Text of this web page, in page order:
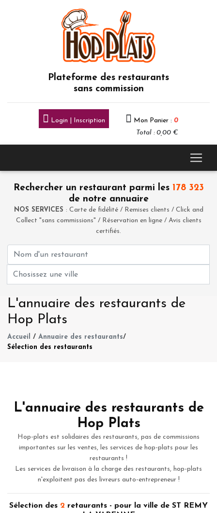
Plateforme des restaurants
sans commission
Login | Inscription Mon Panier : 0
Total : 0,00 €
Rechercher un restaurant parmi les 178 323
de notre annuaire
NOS SERVICES : Carte de fidélité / Remises clients / Click and
Collect "sans commissions" / Réservation en ligne / Avis clients
certifiés.
L'annuaire des restaurants de
Hop Plats
Accueil / Annuaire des restaurants/
Sélection des restaurants
L'annuaire des restaurants de
Hop Plats
Hop-plats est solidaires des restaurants, pas de commissions
importantes sur les ventes, les services de hop-plats pour les
restaurants !
Les services de livraison à la charge des restaurants, hop-plats
n'exploitent pas des livreurs auto-entrepreneur !
Sélection des 2 retaurants - pour la ville de ST REMY